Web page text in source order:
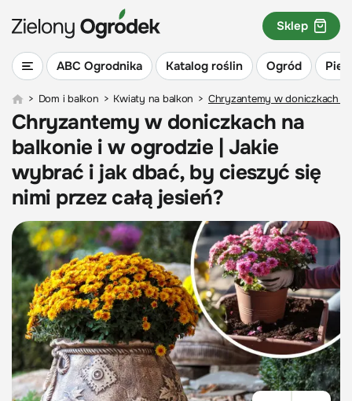
ABC Ogrodnika Katalog roślin Ogród
Sklep
> Dom i balkon > Kwiaty na balkon > Chryzantemy w doniczkach
Chryzantemy w doniczkach na
balkonie i w ogrodzie | Jakie
wybrać i jak dbać, by cieszyć się
nimi przez całą jesień?